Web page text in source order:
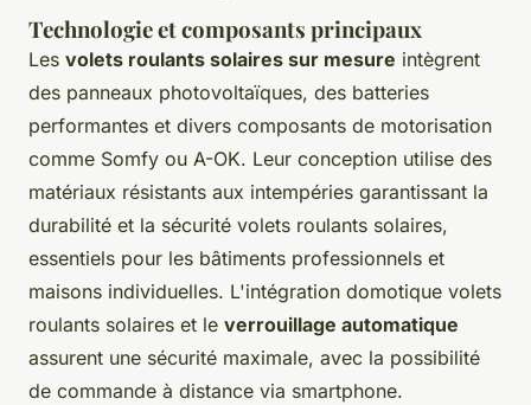
Technologie et composants principaux
Les volets roulants solaires sur mesure intègrent
des panneaux photovoltaïques, des batteries
performantes et divers composants de motorisation
comme Somfy ou A-OK. Leur conception utilise des
matériaux résistants aux intempéries garantissant la
durabilité et la sécurité volets roulants solaires,
essentiels pour les bâtiments professionnels et
maisons individuelles. L'intégration domotique volets
roulants solaires et le verrouillage automatique
assurent une sécurité maximale, avec la possibilité
de commande à distance via smartphone.